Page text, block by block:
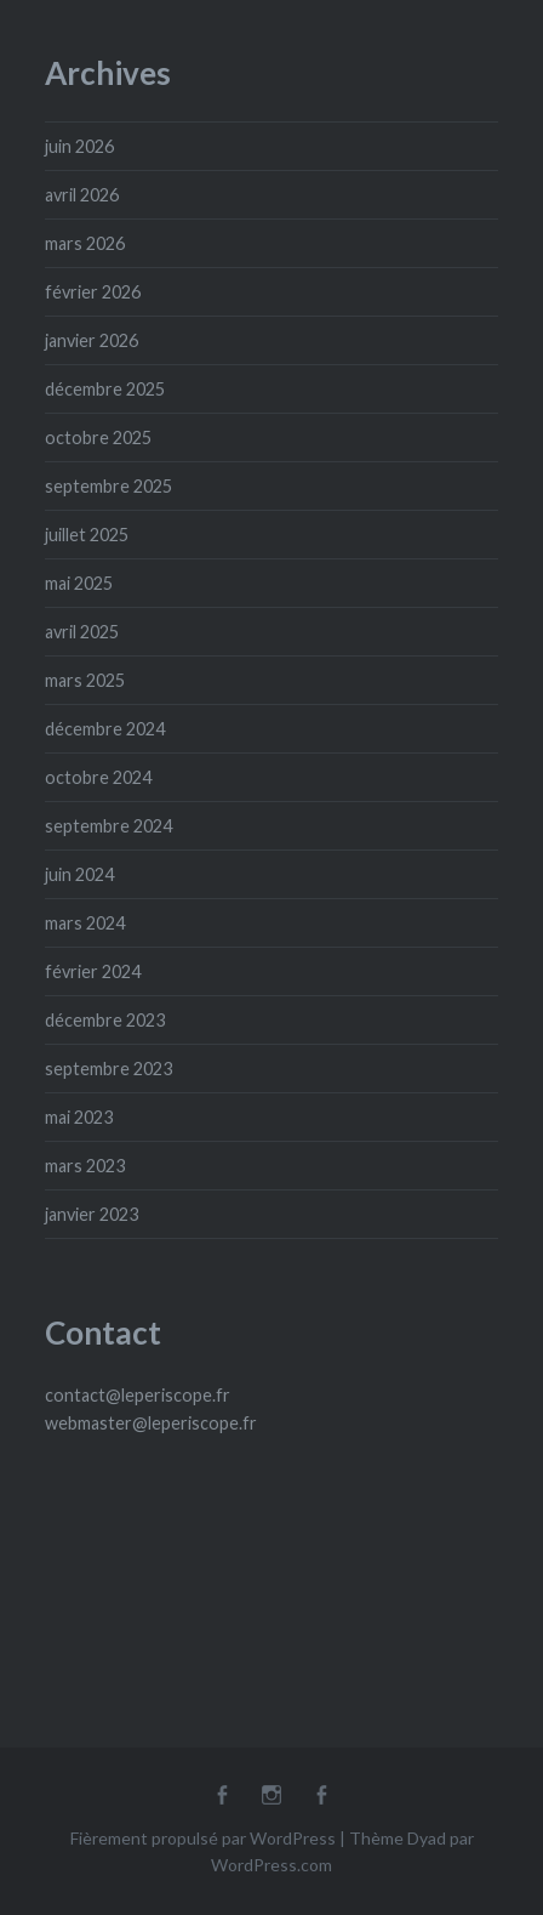
Archives
juin 2026
avril 2026
mars 2026
février 2026
janvier 2026
décembre 2025
octobre 2025
septembre 2025
juillet 2025
mai 2025
avril 2025
mars 2025
décembre 2024
octobre 2024
septembre 2024
juin 2024
mars 2024
février 2024
décembre 2023
septembre 2023
mai 2023
mars 2023
janvier 2023
Contact
contact@leperiscope.fr
webmaster@leperiscope.fr
Insta
Fièrement propulsé par WordPress | Thème Dyad par
WordPress.com